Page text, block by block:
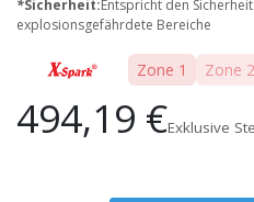
*Sicherheit:Entspricht den
explosionsgefährdete Bereiche
Zone 1 Zone 2
494,19 €Exklusive